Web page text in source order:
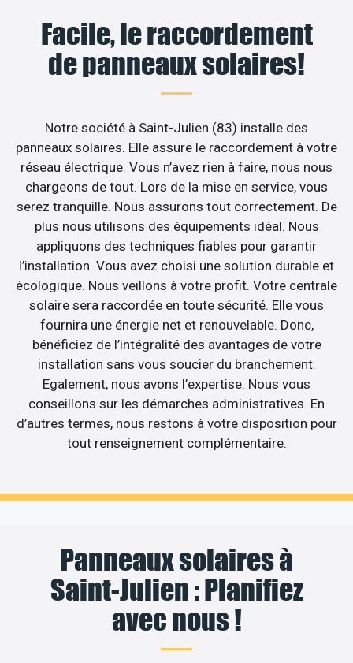
Facile, le raccordement
de panneaux solaires!
Notre société à Saint-Julien (83) installe des
panneaux solaires. Elle assure le raccordement à votre
réseau électrique. Vous n’avez rien à faire, nous nous
chargeons de tout. Lors de la mise en service, vous
serez tranquille. Nous assurons tout correctement. De
plus nous utilisons des équipements idéal. Nous
appliquons des techniques fiables pour garantir
l’installation. Vous avez choisi une solution durable et
écologique. Nous veillons à votre profit. Votre centrale
solaire sera raccordée en toute sécurité. Elle vous
fournira une énergie net et renouvelable. Donc,
bénéficiez de l’intégralité des avantages de votre
installation sans vous soucier du branchement.
Egalement, nous avons l’expertise. Nous vous
conseillons sur les démarches administratives. En
d’autres termes, nous restons à votre disposition pour
tout renseignement complémentaire.
Panneaux solaires à
Saint-Julien : Planifiez
avec nous !